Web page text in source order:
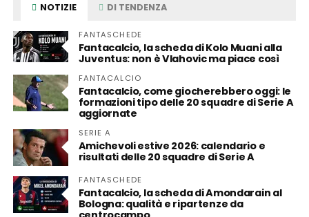
NOTIZIE DI TENDENZA
FANTASCHEDE
Fantacalcio, la scheda di Kolo Muani alla
Juventus: non è Vlahovic ma piace così
FANTACALCIO
Fantacalcio, come giocherebbero oggi: le
formazioni tipo delle 20 squadre di Serie A
aggiornate
SERIE A
Amichevoli estive 2026: calendario e
risultati delle 20 squadre di Serie A
FANTASCHEDE
Fantacalcio, la scheda di Amondarain al
Bologna: qualità e ripartenze da